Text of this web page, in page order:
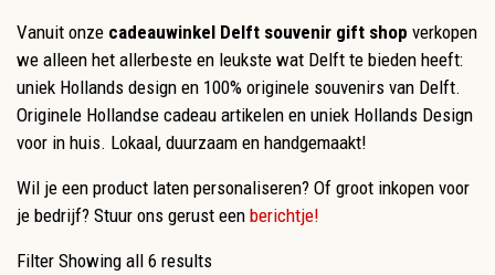
Vanuit onze cadeauwinkel Delft souvenir gift shop verkopen
we alleen het allerbeste en leukste wat Delft te bieden heeft:
uniek Hollands design en 100% originele souvenirs van Delft.
Originele Hollandse cadeau artikelen en uniek Hollands Design
voor in huis. Lokaal, duurzaam en handgemaakt!
Wil je een product laten personaliseren? Of groot inkopen voor
je bedrijf? Stuur ons gerust een berichtje!
Filter Showing all 6 results